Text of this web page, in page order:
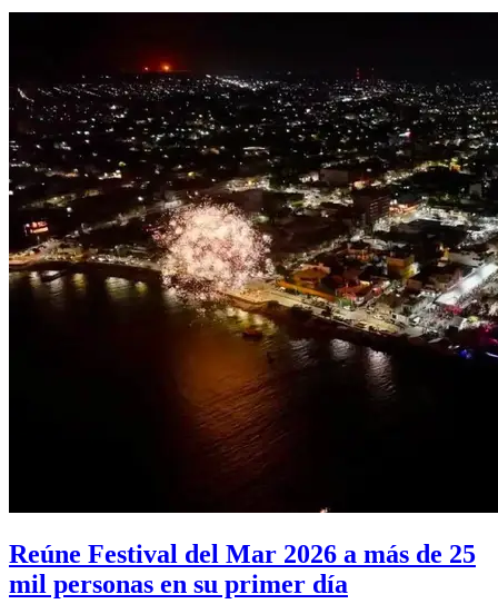
Reúne Festival del Mar 2026 a más de 25
mil personas en su primer día